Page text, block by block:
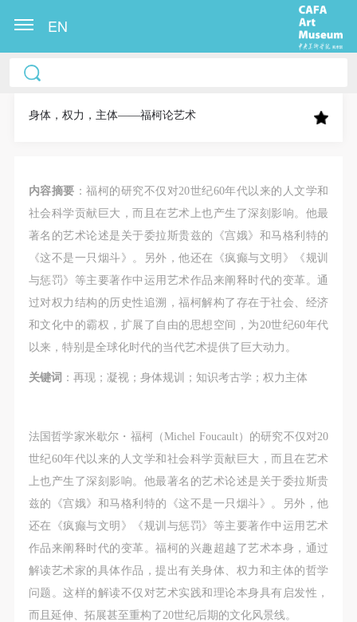
EN
身体，权力，主体——福柯论艺术
内容摘要 ：福柯的研究不仅对20世纪60年代以来的人文学和
社会科学贡献巨大，而且在艺术上也产生了深刻影响。他最
著名的艺术论述是关于委拉斯贵兹的《宫娥》和马格利特的
《这不是一只烟斗》。另外，他还在《疯癫与文明》《规训
与惩罚》等主要著作中运用艺术作品来阐释时代的变革。通
过对权力结构的历史性追溯，福柯解构了存在于社会、经济
和文化中的霸权，扩展了自由的思想空间，为20世纪60年代
以来，特别是全球化时代的当代艺术提供了巨大动力。
关键词 ：再现；凝视；身体规训；知识考古学；权力主体
法国哲学家米歇尔・福柯（Michel Foucault）的研究不仅对20
世纪60年代以来的人文学和社会科学贡献巨大，而且在艺术
上也产生了深刻影响。他最著名的艺术论述是关于委拉斯贵
兹的《宫娥》和马格利特的《这不是一只烟斗》。另外，他
还在《疯癫与文明》《规训与惩罚》等主要著作中运用艺术
作品来阐释时代的变革。福柯的兴趣超越了艺术本身，通过
解读艺术家的具体作品，提出有关身体、权力和主体的哲学
问题。这样的解读不仅对艺术实践和理论本身具有启发性，
而且延伸、拓展甚至重构了20世纪后期的文化风景线。
中央美术学院美术馆出版授权协议书
称“CAFAM”），愿意将本人参与中央美术学院美术馆
果（如参与工作坊创作的作品）提交中央美术学院用
作发表、出版。中央美术学院可以以电子、网络及其
它数字媒体形式公开出版，并同意编入《中国知识资
源总库》《中央美术学院资料库》《中央美术学院美
术馆资料库》等相关资料、文献、档案机构和平台，
在中央美术学院中使用和在互联网上传播，同意按相
关“章程”规定享受相关权益。
中央美术学院美术馆活动安全免责协议书
本次活动公平公正、自愿参加与退出、风险与责任自
识。
第二条
参加本次活动者必须遵守中华人民共和国的相关法
律、法规，必须遵循道德和社会公德规范，并应该具
备以人为本、团结友爱、互相帮助和助人为乐的良好
品质。
第三条
参加本次活动人员应该是成年人（具有完全民事行为
能力的人，18周岁以上）未成年人必须在成年人的陪
中央美术学院美术馆出版授权协议书
称“CAFAM”），愿意将本人参与中央美术学院美术馆
果（如参与工作坊创作的作品）提交中央美术学院用
作发表、出版。中央美术学院可以以电子、网络及其
它数字媒体形式公开出版，并同意编入《中国知识资
源总库》《中央美术学院资料库》《中央美术学院美
术馆资料库》等相关资料、文献、档案机构和平台，
在中央美术学院中使用和在互联网上传播，同意按相
关“章程”规定享受相关权益。
中央美术学院美术馆活动安全免责协议书
本次活动公平公正、自愿参加与退出、风险与责任自
识。
第二条
参加本次活动者必须遵守中华人民共和国的相关法
律、法规，必须遵循道德和社会公德规范，并应该具
备以人为本、团结友爱、互相帮助和助人为乐的良好
品质。
第三条
参加本次活动人员应该是成年人（具有完全民事行为
能力的人，18周岁以上）未成年人必须在成年人的陪
中央美术学院美术馆出版授权协议书
称“CAFAM”），愿意将本人参与中央美术学院美术馆
果（如参与工作坊创作的作品）提交中央美术学院用
作发表、出版。中央美术学院可以以电子、网络及其
它数字媒体形式公开出版，并同意编入《中国知识资
源总库》《中央美术学院资料库》《中央美术学院美
术馆资料库》等相关资料、文献、档案机构和平台，
在中央美术学院中使用和在互联网上传播，同意按相
关“章程”规定享受相关权益。
中央美术学院美术馆活动安全免责协议书
本次活动公平公正、自愿参加与退出、风险与责任自
识。
第二条
参加本次活动者必须遵守中华人民共和国的相关法
律、法规，必须遵循道德和社会公德规范，并应该具
备以人为本、团结友爱、互相帮助和助人为乐的良好
品质。
第三条
参加本次活动人员应该是成年人（具有完全民事行为
能力的人，18周岁以上）未成年人必须在成年人的陪